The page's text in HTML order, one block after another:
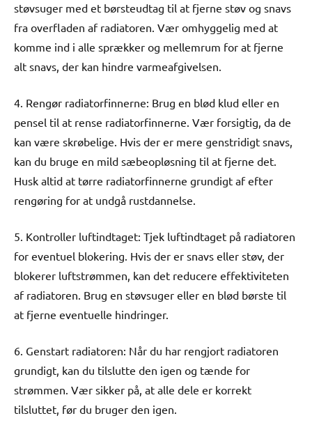
støvsuger med et børsteudtag til at fjerne støv og snavs
fra overfladen af radiatoren. Vær omhyggelig med at
komme ind i alle sprækker og mellemrum for at fjerne
alt snavs, der kan hindre varmeafgivelsen.
4. Rengør radiatorfinnerne: Brug en blød klud eller en
pensel til at rense radiatorfinnerne. Vær forsigtig, da de
kan være skrøbelige. Hvis der er mere genstridigt snavs,
kan du bruge en mild sæbeopløsning til at fjerne det.
Husk altid at tørre radiatorfinnerne grundigt af efter
rengøring for at undgå rustdannelse.
5. Kontroller luftindtaget: Tjek luftindtaget på radiatoren
for eventuel blokering. Hvis der er snavs eller støv, der
blokerer luftstrømmen, kan det reducere effektiviteten
af ​​radiatoren. Brug en støvsuger eller en blød børste til
at fjerne eventuelle hindringer.
6. Genstart radiatoren: Når du har rengjort radiatoren
grundigt, kan du tilslutte den igen og tænde for
strømmen. Vær sikker på, at alle dele er korrekt
tilsluttet, før du bruger den igen.